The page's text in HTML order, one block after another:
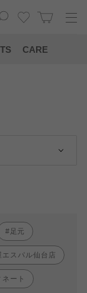
CARE
足元
エスパル仙台店
ート